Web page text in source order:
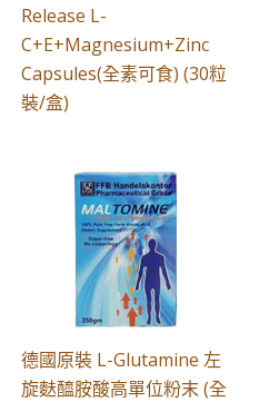
Release L-
C+E+Magnesium+Zinc
Capsules(全素可食) (30粒
裝/盒)
德國原裝 L-Glutamine 左
旋麩醯胺酸高單位粉末 (全